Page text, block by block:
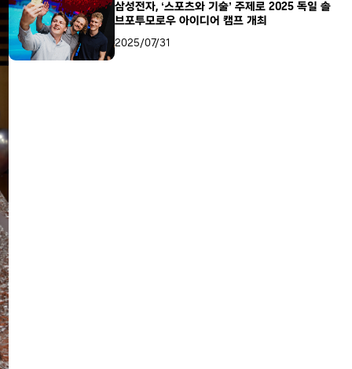
삼성전자, ‘스포츠와 기술’ 주제로 2025 독일 솔
브포투모로우 아이디어 캠프 개최
2025/07/31